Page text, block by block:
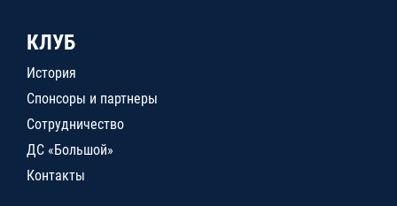
КЛУБ
История
Спонсоры и партнеры
Сотрудничество
ДС «Большой»
Контакты